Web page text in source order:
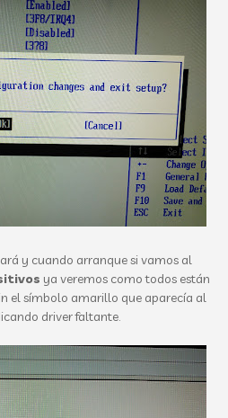
y cuando arranque si vamos al
ya veremos como todos están
el símbolo amarillo que aparecía al
driver faltante.